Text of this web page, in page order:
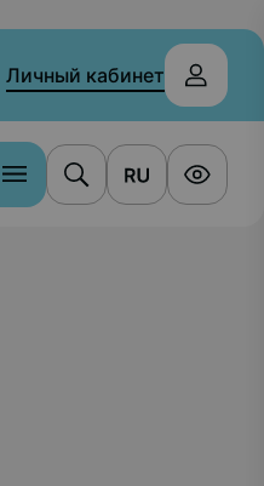
Личный кабинет